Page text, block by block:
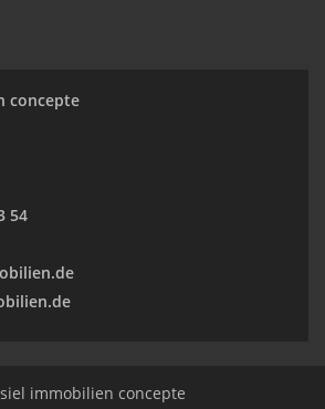
concepte
54
immobilien concepte